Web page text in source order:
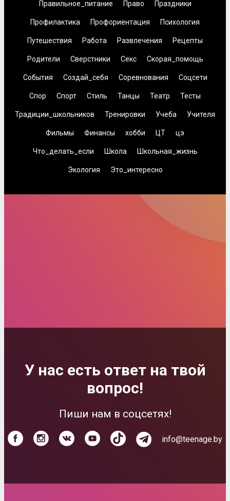
Правильное_питание Право Праздники
Профилактика Профориентация Психология
Путешествия Работа Развлечения Рецепты
Родители Сверстники Секс Скорая_помощь
События Создай_себя Соревнования Соцсети
Спор Спорт Стиль Танцы Театр Тесты
Традиции_школьников Тренировки Учеба Учителя
Фильмы Финансы хобби ЦТ цэ
Что_делать_если Школа Школьная_жизнь
Экология Это_интересно
У нас есть ответ на твой
вопрос!
Пиши нам в соцсетях!
info@teenage.by